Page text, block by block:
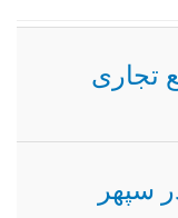
تجاری
سپهر